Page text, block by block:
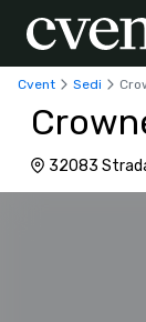
Cvent Sedi
32083